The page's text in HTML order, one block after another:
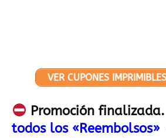
VER CUPONES
Promoción finalizada.
todos los